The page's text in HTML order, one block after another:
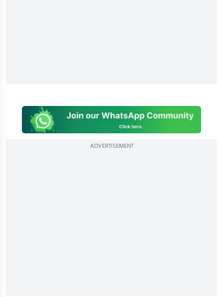
ADVERTISEMENT